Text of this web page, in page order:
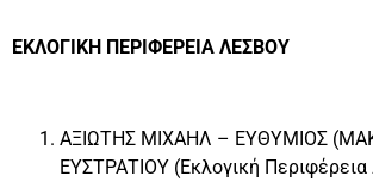
ΕΚΛΟΓΙΚΗ ΠΕΡΙΦΕΡΕΙΑ ΛΕΣΒΟΥ
ΑΞΙΩΤΗΣ ΜΙΧΑΗΛ – ΕΥΘΥΜΙΟΣ
ΕΥΣΤΡΑΤΙΟΥ (Εκλογική